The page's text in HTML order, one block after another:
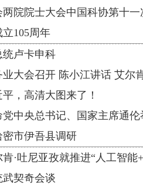
院院士大会中国科协第十
105周年
卢卡申科
大会召开 陈小江讲话 艾尔
，高清大图来了！
中央总书记、国家主席通伦
市伊吾县调研
·吐尼亚孜就推进“人工智能
契奇会谈